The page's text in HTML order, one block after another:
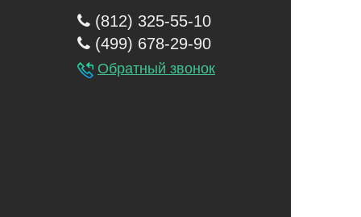
(812) 325-55-10
(499) 678-29-90
Обратный звонок